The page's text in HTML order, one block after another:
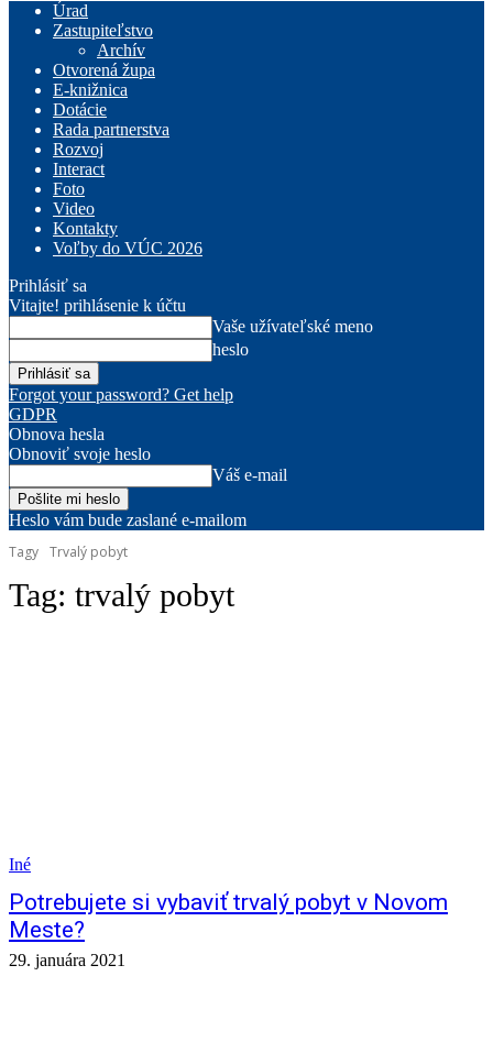
Úrad
Zastupiteľstvo
Archív
Otvorená župa
E-knižnica
Dotácie
Rada partnerstva
Rozvoj
Interact
Foto
Video
Kontakty
Voľby do VÚC 2026
Prihlásiť sa
Vitajte! prihlásenie k účtu
Vaše užívateľské meno
heslo
Forgot your password? Get help
GDPR
Obnova hesla
Obnoviť svoje heslo
Váš e-mail
Heslo vám bude zaslané e-mailom
Tagy Trvalý pobyt
Tag: trvalý pobyt
Iné
Potrebujete si vybaviť trvalý pobyt v Novom
Meste?
29. januára 2021